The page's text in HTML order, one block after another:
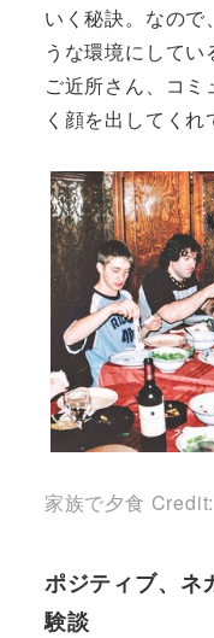
いく秘訣。なので
うな環境にしてい
ご近所さん、コミ
く顔を出してくれ
家族で夕食
ポジティブ、ネ
験談